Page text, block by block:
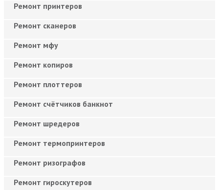
Ремонт принтеров
Ремонт сканеров
Ремонт мфу
Ремонт копиров
Ремонт плоттеров
Ремонт счётчиков банкнот
Ремонт шредеров
Ремонт термопринтеров
Ремонт ризографов
Ремонт гироскутеров